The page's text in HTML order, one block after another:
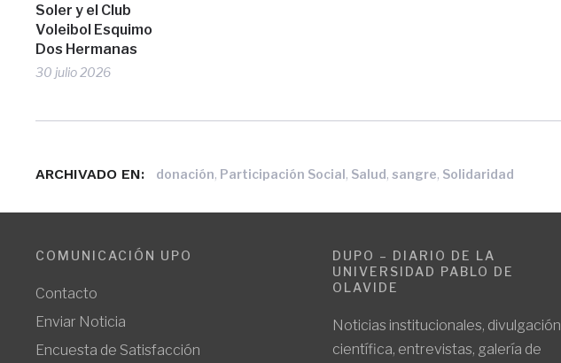
Soler y el Club
Voleibol Esquimo
Dos Hermanas
30 julio 2026
ARCHIVADO EN: donación, Participación Social, Salud,sangre, Solidaridad
COMUNICACIÓN UPO
Contacto
Enviar Noticia
Encuesta de Satisfacción
DUPO – DIARIO DE LA
UNIVERSIDAD PABLO DE
OLAVIDE
Noticias institucionales, divulgación
científica, entrevistas, galería de